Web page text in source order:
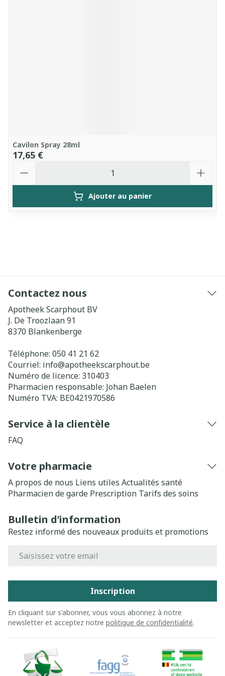
Cavilon Spray 28ml
17,65 €
Ajouter au panier
Contactez nous
Apotheek Scarphout BV
J. De Troozlaan 91
8370 Blankenberge
Téléphone: 050 41 21 62
Courriel: info@apotheekscarphout.be
Numéro de licence: 310403
Pharmacien responsable: Johan Baelen
Numéro TVA: BE0421970586
Service à la clientèle
FAQ
Votre pharmacie
A propos de nous Liens utiles Actualités santé
Pharmacien de garde Prescription Tarifs des soins
Bulletin d’information
Restez informé des nouveaux produits et promotions
Inscription
En cliquant sur s'abonner, vous vous abonnez à notre
newsletter et acceptez notre politique de confidentialité.